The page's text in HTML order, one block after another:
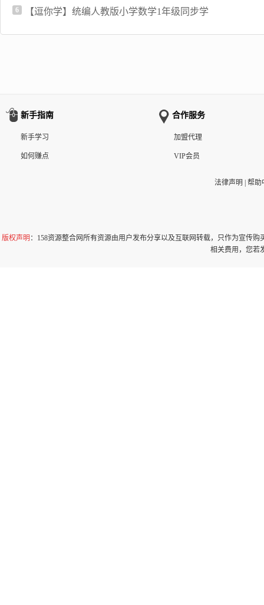
6 【逗你学】统编人教版小学数学1年级同步学
新手指南
新手学习
如何赚点
合作服务
加盟代理
VIP会员
法律声明 帮助
版权声明 ：158资源整合网所有资源由用户发布分享以及互联网转载，只作为宣传
相关费用，您若